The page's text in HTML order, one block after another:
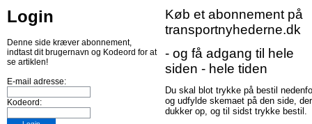
Login
Denne side kræver abonnement,
indtast dit brugernavn og Kodeord for at
se artiklen!
E-mail adresse:
Kodeord:
Køb et abonnement på
transportnyhederne.dk
- og få adgang til hele
siden - hele tiden
Du skal blot trykke på bestil
og udfylde skemaet på den side, der
dukker op, og til sidst trykke bestil.